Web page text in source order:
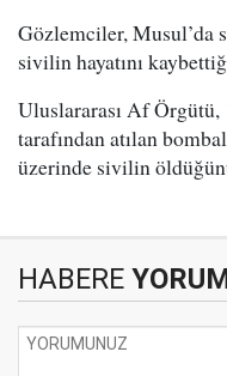
Gözlemciler, Musul’da
sivilin hayatını
Uluslararası Af
tarafından atılan
üzerinde sivilin
HABERE